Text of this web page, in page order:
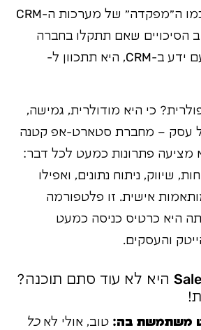
. היא כמו ה"מפקדה" של מערכות ה-CRM
הסיכויים שאם תתקלו בחברה
שמחפשת מישהו עם ידע ב-CRM, היא תתכוון ל-
כי היא מודולרית, גמישה,
עסק – מחברת סטארט-אפ קטנה
מציעה פתרונות כמעט לכל דבר:
שיווק, ניתוח נתונים, ואפילו
אישית. זו פלטפורמה
היא כרטיס כניסה כמעט
והעסקים.
1. למה Salesforce היא לא עוד סתם תוכנה?
משתמשת בה: טוב, אולי לאכל